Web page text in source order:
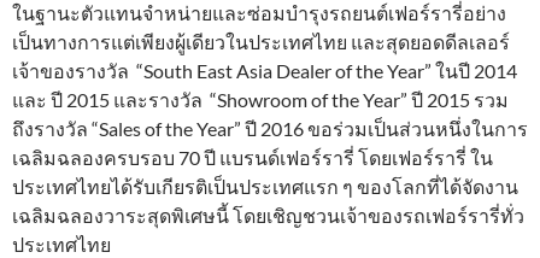
ในฐานะตัวแทนจำหน่ายและซ่อมบำรุงรถยนต์เฟอร์รารี่อย่าง
เป็นทางการแต่เพียงผู้เดียวในประเทศไทย และสุดยอดดีลเลอร์
เจ้าของรางวัล “South East Asia Dealer of the Year” ในปี 2014
และ ปี 2015 และรางวัล “Showroom of the Year” ปี 2015 รวม
ถึงรางวัล “Sales of the Year” ปี 2016 ขอร่วมเป็นส่วนหนึ่งในการ
เฉลิมฉลองครบรอบ 70 ปี แบรนด์เฟอร์รารี่ โดยเฟอร์รารี่ ใน
ประเทศไทยได้รับเกียรติเป็นประเทศแรก ๆ ของโลกที่ได้จัดงาน
เฉลิมฉลองวาระสุดพิเศษนี้ โดยเชิญชวนเจ้าของรถเฟอร์รารี่ทั่ว
ประเทศไทย